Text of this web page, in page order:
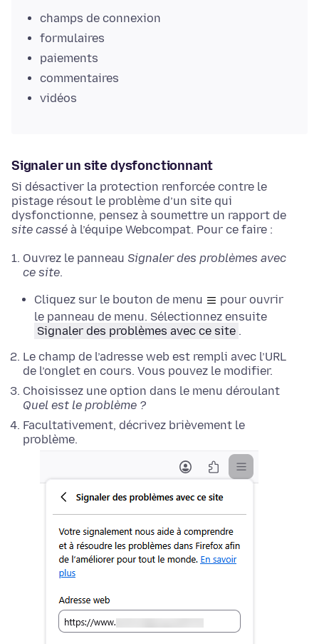
champs de connexion
formulaires
paiements
commentaires
vidéos
Signaler un site dysfonctionnant
Si désactiver la protection renforcée contre le
pistage résout le problème d’un site qui
dysfonctionne, pensez à soumettre un rapport de
site cassé à l’équipe Webcompat. Pour ce faire :
Ouvrez le panneau Signaler des problèmes avec
ce site.
Cliquez sur le bouton de menu
pour ouvrir
le panneau de menu. Sélectionnez ensuite
Signaler des problèmes avec ce site .
Le champ de l’adresse web est rempli avec l’URL
de l’onglet en cours. Vous pouvez le modifier.
Choisissez une option dans le menu déroulant
Quel est le problème ?
Facultativement, décrivez brièvement le
problème.